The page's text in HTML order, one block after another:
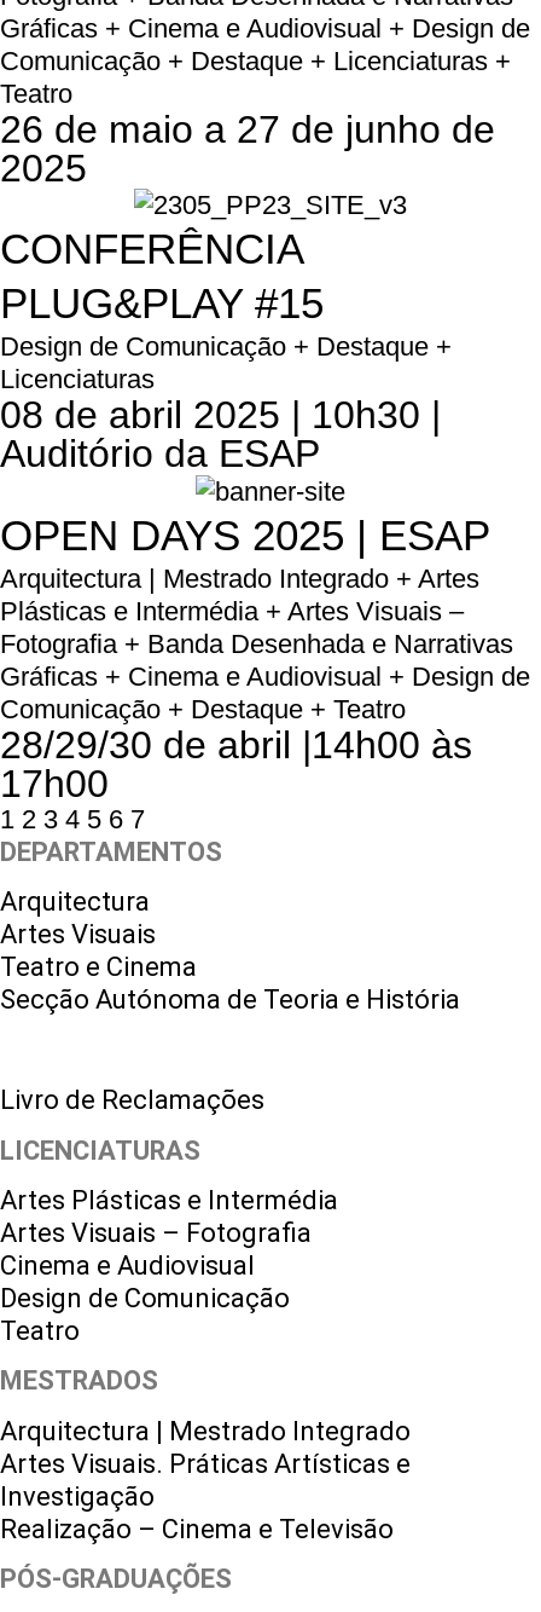
Gráficas + Cinema e Audiovisual + Design de
Comunicação + Destaque + Licenciaturas +
Teatro
26 de maio a 27 de junho de
2025
CONFERÊNCIA
PLUG&PLAY #15
Design de Comunicação + Destaque +
Licenciaturas
08 de abril 2025 | 10h30 |
Auditório da ESAP
OPEN DAYS 2025 | ESAP
Arquitectura | Mestrado Integrado + Artes
Plásticas e Intermédia + Artes Visuais –
Fotografia + Banda Desenhada e Narrativas
Gráficas + Cinema e Audiovisual + Design de
Comunicação + Destaque + Teatro
28/29/30 de abril |14h00 às
17h00
1 2 3 4 5 6 7
DEPARTAMENTOS
Arquitectura
Artes Visuais
Teatro e Cinema
Secção Autónoma de Teoria e História
Livro de Reclamações
LICENCIATURAS
Artes Plásticas e Intermédia
Artes Visuais – Fotografia
Cinema e Audiovisual
Design de Comunicação
Teatro
MESTRADOS
Arquitectura | Mestrado Integrado
Artes Visuais. Práticas Artísticas e
Investigação
Realização – Cinema e Televisão
PÓS-GRADUAÇÕES